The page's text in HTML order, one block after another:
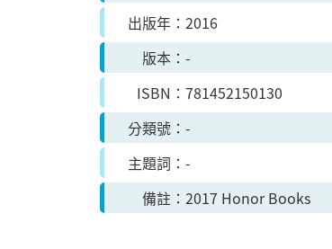
出版年
2016
版本
-
ISBN
781452150130
分類號
-
主題詞
-
備註
2017 Honor Books